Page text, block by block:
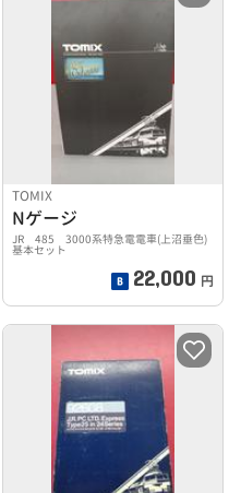
TOMIX
Nゲージ
JR 485 3000系特急電電車(上沼垂色)
基本セット
22,000 円